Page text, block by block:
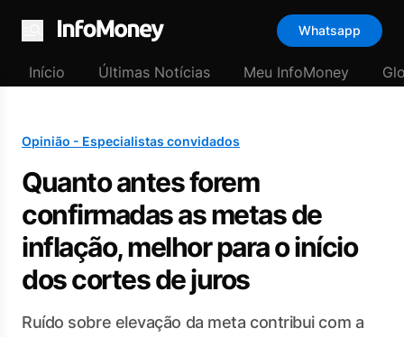
Menu
Whatsapp
Início Últimas Notícias Meu InfoMoney
Opinião - Especialistas convidados
Quanto antes forem
confirmadas as metas de
inflação, melhor para o início
dos cortes de juros
Ruído sobre elevação da meta contribui com a